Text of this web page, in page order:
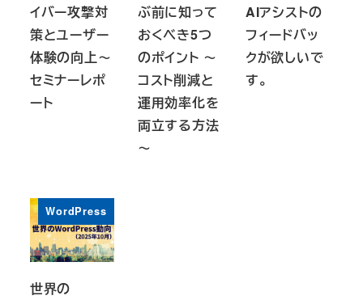
イバー攻撃対
策とユーザー
体験の向上～
セミナーレポ
ート
ぶ前に知って
おくべき5つ
のポイント ～
コスト削減と
運用効率化を
両立する方法
～
AIアシストの
フィードバッ
クが欲しいで
す。
WordPress
世界の